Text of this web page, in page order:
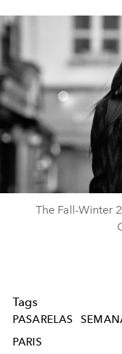
The Fall-Winter
Tags
PASARELAS
PARIS